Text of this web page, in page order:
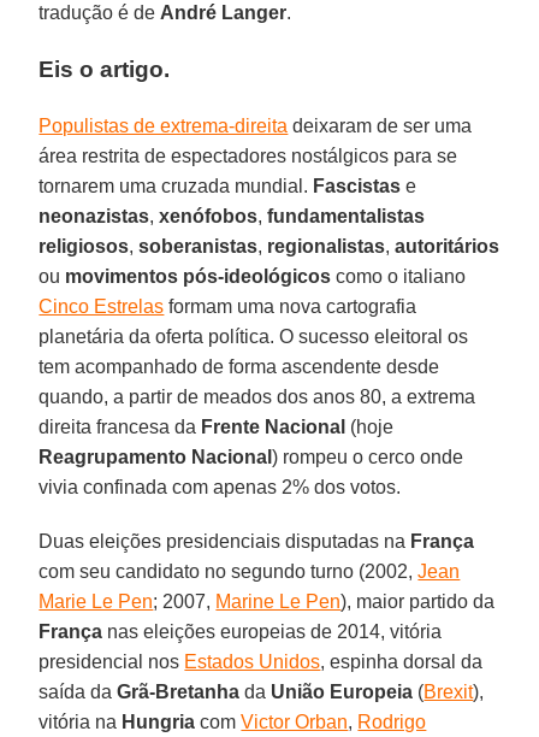
tradução é de André Langer.
Eis o artigo.
Populistas de extrema-direita deixaram de ser uma
área restrita de espectadores nostálgicos para se
tornarem uma cruzada mundial. Fascistase
neonazistas, xenófobos, fundamentalistas
religiosos, soberanistas, regionalistas, autoritários
ou movimentos pós-ideológicos como o italiano
Cinco Estrelas formam uma nova cartografia
planetária da oferta política. O sucesso eleitoral os
tem acompanhado de forma ascendente desde
quando, a partir de meados dos anos 80, a extrema
direita francesa da Frente Nacional (hoje
Reagrupamento Nacional) rompeu o cerco onde
vivia confinada com apenas 2% dos votos.
Duas eleições presidenciais disputadas na França
com seu candidato no segundo turno (2002,Jean
Marie Le Pen; 2007, Marine Le Pen), maior partido da
França nas eleições europeias de 2014, vitória
presidencial nos Estados Unidos, espinha dorsal da
saída daGrã-Bretanha da União Europeia (Brexit),
vitória na Hungria comVictor Orban, Rodrigo